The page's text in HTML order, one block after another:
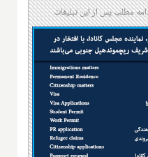
مطلب پس از این تبلیغات